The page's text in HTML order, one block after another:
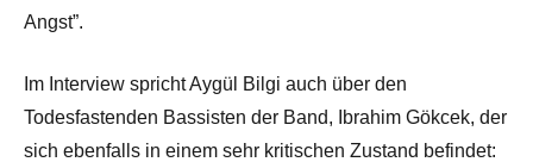
Angst”.
Im Interview spricht Aygül Bilgi auch über den
Todesfastenden Bassisten der Band, Ibrahim Gökcek, der
sich ebenfalls in einem sehr kritischen Zustand befindet: